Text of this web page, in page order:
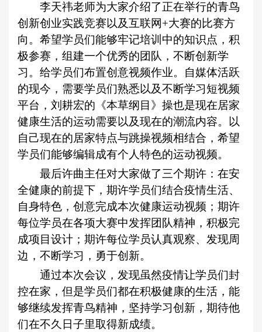
李天祎老师为大家介绍了正在举行的青鸟
创新创业实践竞赛以及互联网+大赛的比赛方
向。希望学员们能够牢记培训中的知识点，积
极参赛，组建一个优秀的团队，不断创新学
习。给学员们布置创意视频作业。自媒体活跃
的现今，需要学员们熟悉以及不断学习短视频
平台，刘耕宏的《本草纲目》操也是现在居家
健康生活的运动需要以及现在的潮流内容。以
自己现在的居家特点与跳操视频相结合，希望
学员们能够编辑成有个人特色的运动视频。
最后许曲主任对大家做了三个期许：在安
全健康的前提下，期许学员们结合疫情生活、
自身特色，创意完成本次健康运动视频；期许
每位学员在各项大赛中发挥团队精神，积极完
成项目设计；期许每位学员认真观察、发现周
边，不断学习，勇于创新。
通过本次会议，发现虽然疫情让学员们封
控在家，但是学员们都在积极健康的生活，能
够继续发挥青鸟精神，坚持学习创新，期待他
们在不久日子里取得新成绩。